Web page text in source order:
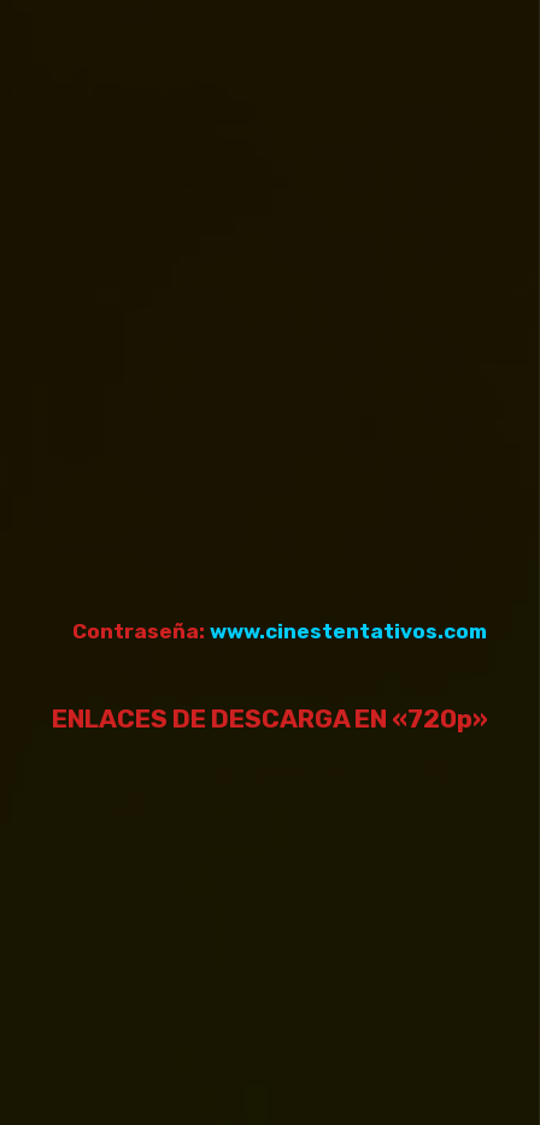
Contraseña: www.cinestentativos.com
ENLACES DE DESCARGA EN «720p»